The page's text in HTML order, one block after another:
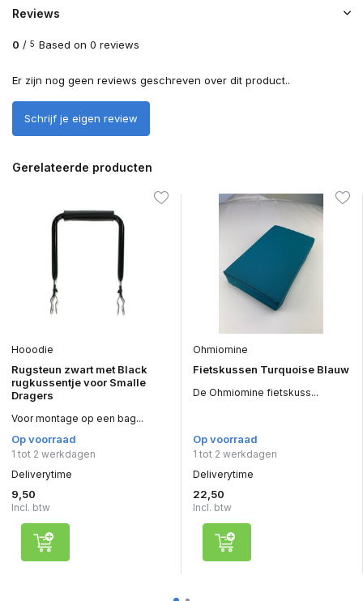
Reviews
0 / 5 Based on 0 reviews
Er zijn nog geen reviews geschreven over dit product..
Schrijf je eigen review
Gerelateerde producten
Hooodie
Rugsteun zwart met Black
rugkussentje voor Smalle
Dragers
Voor montage op een bag...
Op voorraad
1 tot 2 werkdagen
Deliverytime
9,50
Incl. btw
Ohmiomine
Fietskussen Turquoise Blauw
De Ohmiomine fietskuss...
Op voorraad
1 tot 2 werkdagen
Deliverytime
22,50
Incl. btw